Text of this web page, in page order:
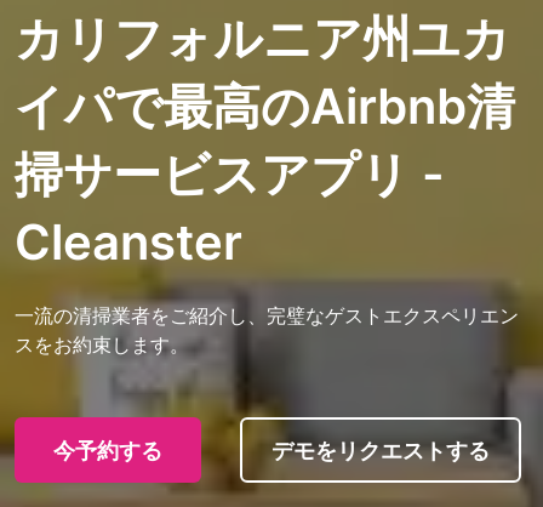
カリフォルニア州ユカ
イパで最高のAirbnb清
掃サービスアプリ -
Cleanster
一流の清掃業者をご紹介し、完璧なゲストエクスペリエン
スをお約束します。
今予約する デモをリクエストする